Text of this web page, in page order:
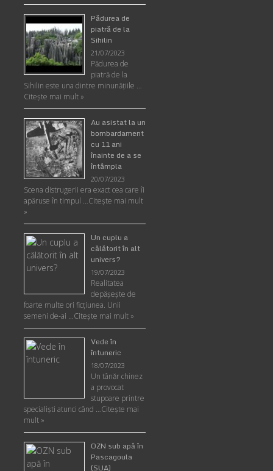
Pădurea de
piatră de la
Sihilin
21/07/2023
Pădurea de
piatră de la
Sihilin este una dintre minunăţiile …
Citește mai mult »
Au asistat la un
bombardament
cu 11 ani
înainte de a se
întâmpla
20/07/2023
Scena distrugerii era exact cea care îi
apăruse în timpul …Citește mai mult
»
Un cuplu a
călătorit în alt
univers?
19/07/2023
Realitatea
depăşeşte de
foarte multe ori ficţiunea. Unii
semeni de-ai …Citește mai mult »
Vede în
întuneric
18/07/2023
Un tânăr chinez
a provocat
stupoare printre
specialişti atunci când …Citește mai
mult »
OZN sub apă în
Pascagoula
(SUA)